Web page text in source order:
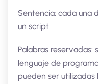
Sentencia: cada una
un script.
Palabras reservadas:
lenguaje de
pueden ser